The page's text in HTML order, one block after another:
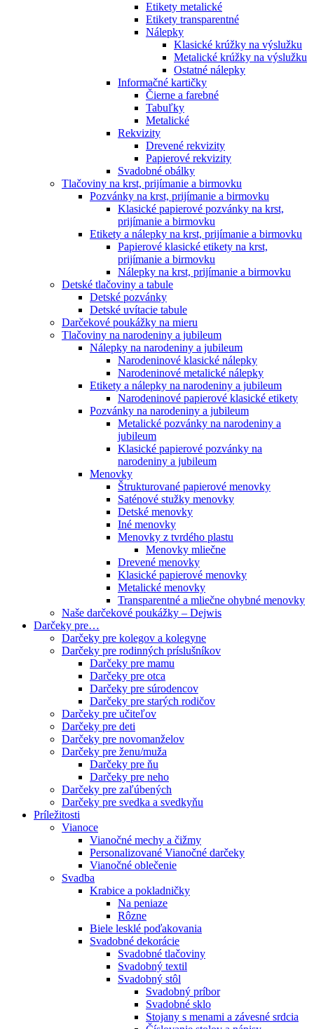
Etikety metalické
Etikety transparentné
Nálepky
Klasické krúžky na výslužku
Metalické krúžky na výslužku
Ostatné nálepky
Informačné kartičky
Čierne a farebné
Tabuľky
Metalické
Rekvizity
Drevené rekvizity
Papierové rekvizity
Svadobné obálky
Tlačoviny na krst, prijímanie a birmovku
Pozvánky na krst, prijímanie a birmovku
Klasické papierové pozvánky na krst,
prijímanie a birmovku
Etikety a nálepky na krst, prijímanie a birmovku
Papierové klasické etikety na krst,
prijímanie a birmovku
Nálepky na krst, prijímanie a birmovku
Detské tlačoviny a tabule
Detské pozvánky
Detské uvítacie tabule
Darčekové poukážky na mieru
Tlačoviny na narodeniny a jubileum
Nálepky na narodeniny a jubileum
Narodeninové klasické nálepky
Narodeninové metalické nálepky
Etikety a nálepky na narodeniny a jubileum
Narodeninové papierové klasické etikety
Pozvánky na narodeniny a jubileum
Metalické pozvánky na narodeniny a
jubileum
Klasické papierové pozvánky na
narodeniny a jubileum
Menovky
Štrukturované papierové menovky
Saténové stužky menovky
Detské menovky
Iné menovky
Menovky z tvrdého plastu
Menovky mliečne
Drevené menovky
Klasické papierové menovky
Metalické menovky
Transparentné a mliečne ohybné menovky
Naše darčekové poukážky – Dejwis
Darčeky pre…
Darčeky pre kolegov a kolegyne
Darčeky pre rodinných príslušníkov
Darčeky pre mamu
Darčeky pre otca
Darčeky pre súrodencov
Darčeky pre starých rodičov
Darčeky pre učiteľov
Darčeky pre deti
Darčeky pre novomanželov
Darčeky pre ženu/muža
Darčeky pre ňu
Darčeky pre neho
Darčeky pre zaľúbených
Darčeky pre svedka a svedkyňu
Príležitosti
Vianoce
Vianočné mechy a čižmy
Personalizované Vianočné darčeky
Vianočné oblečenie
Svadba
Krabice a pokladničky
Na peniaze
Rôzne
Biele lesklé poďakovania
Svadobné dekorácie
Svadobné tlačoviny
Svadobný textil
Svadobný stôl
Svadobný príbor
Svadobné sklo
Stojany s menami a závesné srdcia